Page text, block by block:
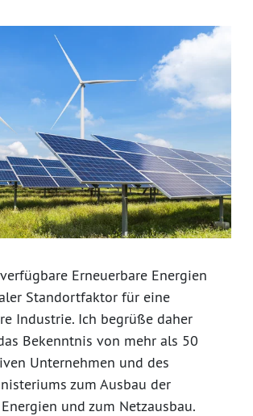
Erneuerbare Energien
Standortfaktor für eine
Industrie. Ich begrüße daher
Bekenntnis von mehr als 50
Unternehmen und des
zum Ausbau der
und zum Netzausbau.